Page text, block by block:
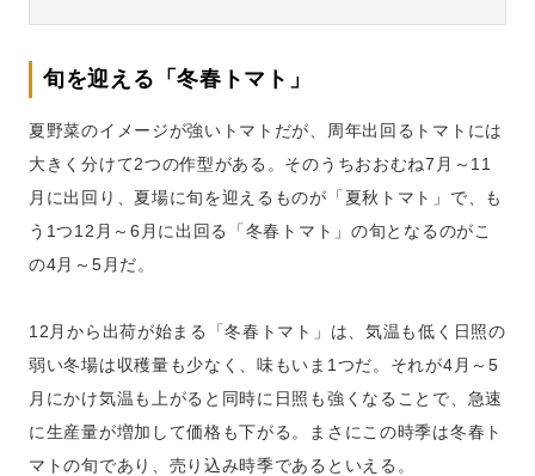
旬を迎える「冬春トマト」
夏野菜のイメージが強いトマトだが、周年出回るトマトには
大きく分けて2つの作型がある。そのうちおおむね7月～11
月に出回り、夏場に旬を迎えるものが「夏秋トマト」で、も
う1つ12月～6月に出回る「冬春トマト」の旬となるのがこ
の4月～5月だ。
12月から出荷が始まる「冬春トマト」は、気温も低く日照の
弱い冬場は収穫量も少なく、味もいま1つだ。それが4月～5
月にかけ気温も上がると同時に日照も強くなることで、急速
に生産量が増加して価格も下がる。まさにこの時季は冬春ト
マトの旬であり、売り込み時季であるといえる。